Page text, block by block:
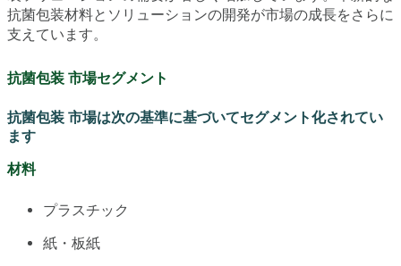
抗菌包装材料とソリューションの開発が市場の成長をさらに
支えています。
抗菌包装 市場セグメント
抗菌包装 市場は次の基準に基づいてセグメント化されてい
ます
材料
プラスチック
紙・板紙